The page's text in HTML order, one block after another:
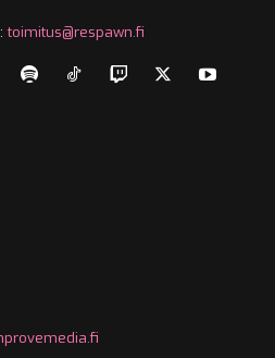
toimitus@respawn.fi